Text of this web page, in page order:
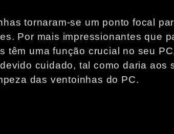
tornaram-se um ponto focal
Por mais impressionantes que
têm uma função crucial no seu
devido cuidado, tal como daria
das ventoinhas do PC.